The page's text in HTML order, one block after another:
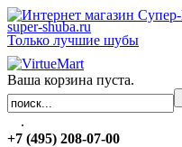
super-shuba.ru
Только лучшие шубы
Ваша корзина пуста.
.
+7 (495) 208-07-00